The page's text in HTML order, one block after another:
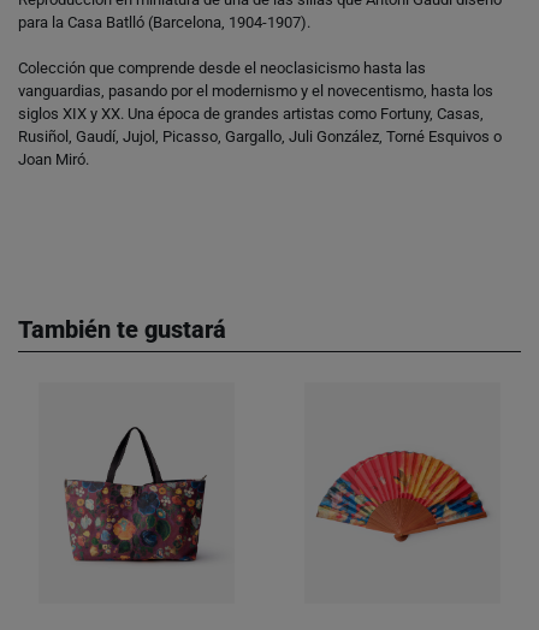
para la Casa Batlló (Barcelona, 1904-1907).
Colección que comprende desde el neoclasicismo hasta las
vanguardias, pasando por el modernismo y el novecentismo, hasta los
siglos XIX y XX. Una época de grandes artistas como Fortuny, Casas,
Rusiñol, Gaudí, Jujol, Picasso, Gargallo, Juli González, Torné Esquivos o
Joan Miró.
También te gustará